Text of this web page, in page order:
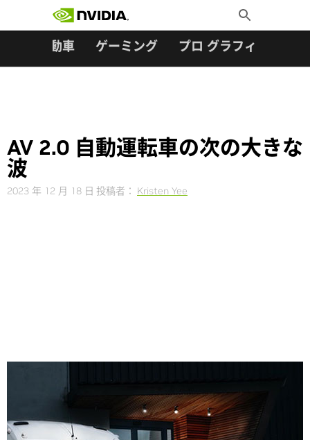
Toggle
Search
自動車 ゲーミング プロ グラフィックス
AV 2.0 自動運転車の次の大きな
波
2023 年 12 月 18 日 投稿者： Kristen Yee